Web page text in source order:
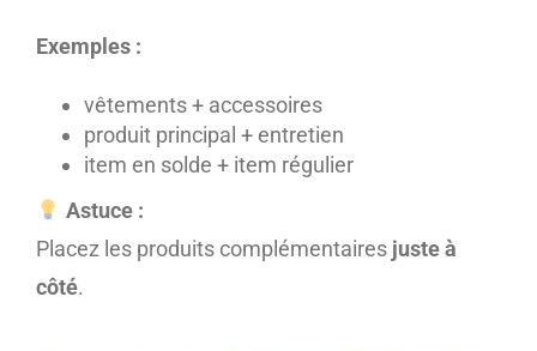
Exemples :
vêtements + accessoires
produit principal + entretien
item en solde + item régulier
Astuce :
Placez les produits complémentaires juste à
côté.